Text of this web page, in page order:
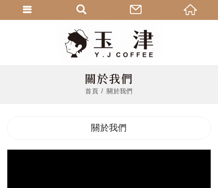
關於我們
首頁 關於我們
關於我們